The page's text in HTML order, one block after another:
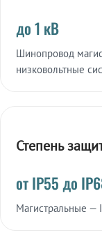
до 1 кВ
Шинопровод
низковольтные
Степень
от IP55 до
Магистральные —